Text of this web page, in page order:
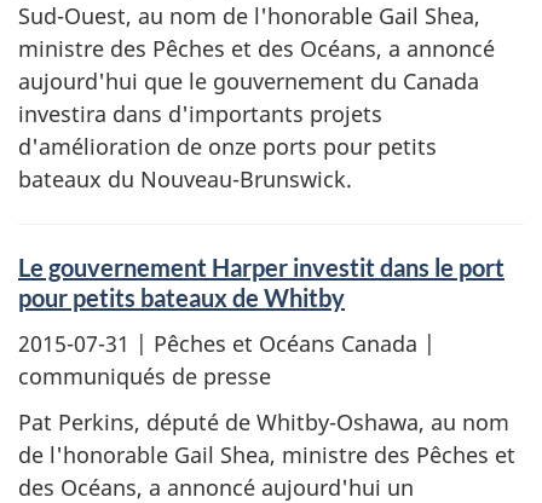
Sud-Ouest, au nom de l'honorable Gail Shea,
ministre des Pêches et des Océans, a annoncé
aujourd'hui que le gouvernement du Canada
investira dans d'importants projets
d'amélioration de onze ports pour petits
bateaux du Nouveau-Brunswick.
Le gouvernement Harper investit dans le port
pour petits bateaux de Whitby
2015-07-31 | Pêches et Océans Canada |
communiqués de presse
Pat Perkins, député de Whitby-Oshawa, au nom
de l'honorable Gail Shea, ministre des Pêches et
des Océans, a annoncé aujourd'hui un